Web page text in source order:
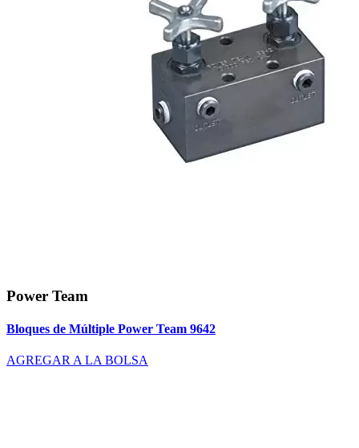
Power Team
Bloques de Múltiple Power Team 9642
AGREGAR A LA BOLSA